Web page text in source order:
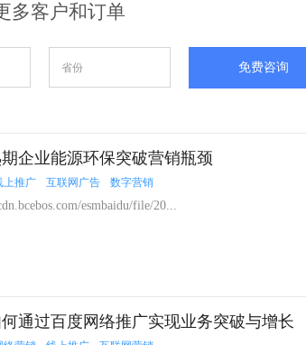
多客户和订单
免费咨询
企业能源环保突破营销瓶颈
上推广 互联网广告 数字营销
esmbaidu/file/20...
通过百度网络推广实现业务突破与增长